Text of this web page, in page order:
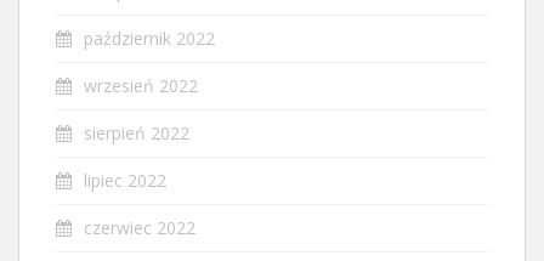
październik 2022
wrzesień 2022
sierpień 2022
lipiec 2022
czerwiec 2022